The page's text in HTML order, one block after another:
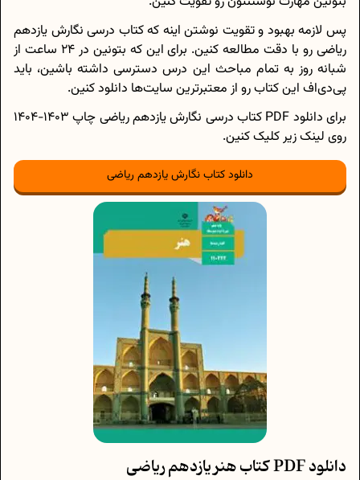
پس لازمه بهبود و تقویت نوشتن اینه که کتاب درسی نگارش یازدهم
ریاضی رو با دقت مطالعه کنین. برای این که بتونین در 24 ساعت از
شبانه روز به تمام مباحث این درس دسترسی داشته باشین، باید
پی‌دی‌اف این کتاب رو از معتبرترین سایت‌ها دانلود کنین.
برای دانلود PDF کتاب درسی نگارش یازدهم ریاضی چاپ 1403-1404
روی لینک زیر کلیک کنین.‌
دانلود کتاب نگارش یازدهم ریاضی
دانلود PDF کتاب هنر یازدهم ریاضی